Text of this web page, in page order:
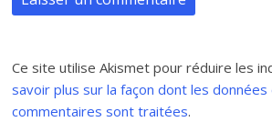
Ce site utilise Akismet pour réduire les
savoir plus sur la façon dont les données
commentaires sont traitées.